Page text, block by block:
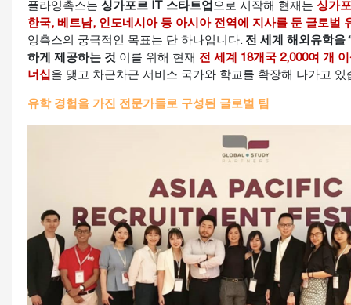
플라잉촉스는 싱가포르 IT 스타트업 으로 시작해 현재는 싱가
한국, 베트남, 인도네시아 등 아시아 전역에 지사를 둔 글로벌
잉촉스의 궁극적인 목표는 단 하나입니다. 전 세계 해외유학을
하게 제공하는 것 이를 위해 현재 전 세계 18개국 2,000여 개
너십 을 맺고 차근차근 서비스 국가와 학교를 확장해 나가고 있
유학 경험을 가진 전문가들로 구성된 글로벌 팀